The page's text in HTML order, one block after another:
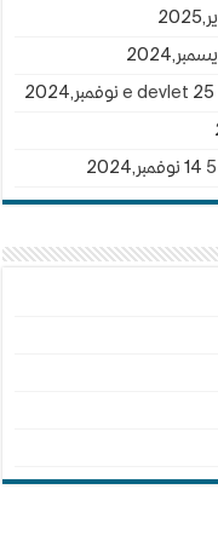
25 نوفمبر,2024
14 نوفمبر,2024